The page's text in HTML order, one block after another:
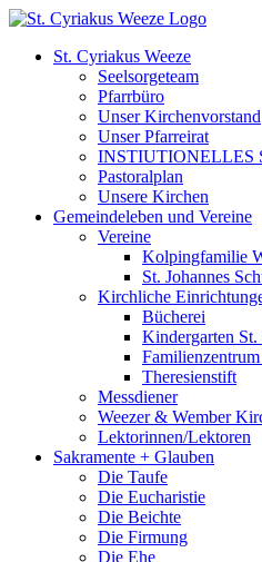
Zum
springenSt. Cyriakus Weeze
Seelsorgeteam
Pfarrbüro
Unser Kirchenvorstand
Unser Pfarreirat
INSTIUTIONELLES
Pastoralplan
Unsere Kirchen
Gemeindeleben und Vereine
Vereine
Kolpingfamilie
St. Johannes
Kirchliche
Bücherei
Kindergarten
Theresienstift
Messdiener
Weezer & Wember
Lektorinnen/Lektoren
Sakramente + Glauben
Die Taufe
Die Eucharistie
Die Beichte
Die Firmung
Die Ehe